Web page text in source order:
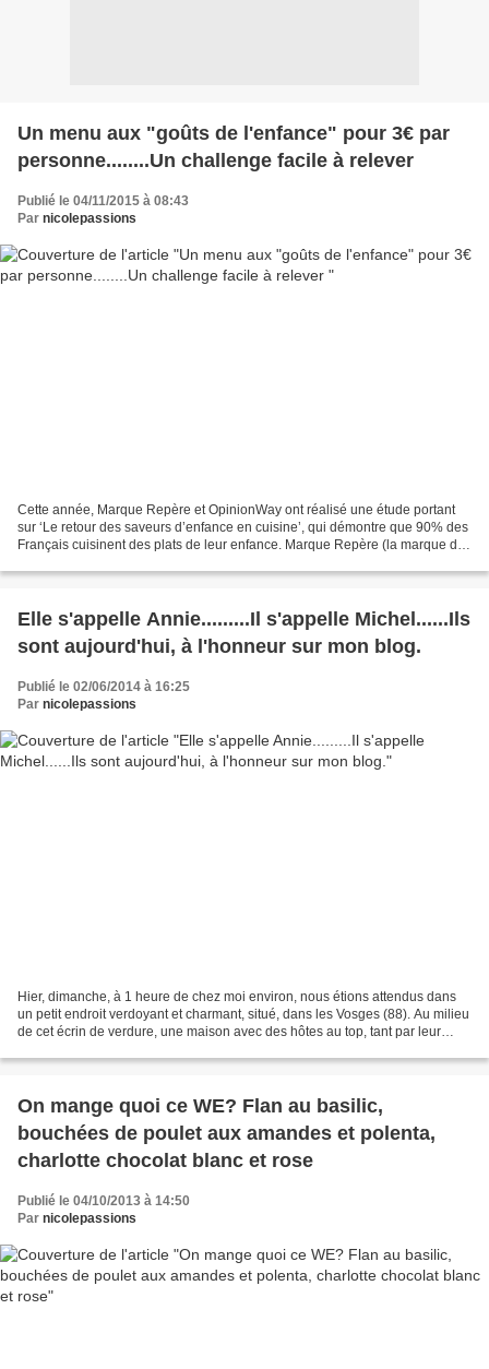
Un menu aux "goûts de l'enfance" pour 3€ par
personne........Un challenge facile à relever
Publié le 04/11/2015 à 08:43
Par nicolepassions
Cette année, Marque Repère et OpinionWay ont réalisé une étude portant
sur ‘Le retour des saveurs d’enfance en cuisine’, qui démontre que 90% des
Français cuisinent des plats de leur enfance. Marque Repère (la marque de
Elle s'appelle Annie.........Il s'appelle Michel......Ils
sont aujourd'hui, à l'honneur sur mon blog.
Publié le 02/06/2014 à 16:25
Par nicolepassions
Hier, dimanche, à 1 heure de chez moi environ, nous étions attendus dans
un petit endroit verdoyant et charmant, situé, dans les Vosges (88). Au milieu
de cet écrin de verdure, une maison avec des hôtes au top, tant par leur
On mange quoi ce WE? Flan au basilic,
bouchées de poulet aux amandes et polenta,
charlotte chocolat blanc et rose
Publié le 04/10/2013 à 14:50
Par nicolepassions